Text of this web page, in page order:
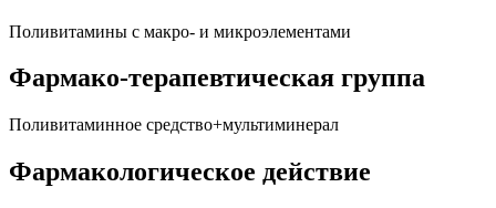
Поливитамины с макро- и микроэлементами
Фармако-терапевтическая группа
Поливитаминное средство+мультиминерал
Фармакологическое действие